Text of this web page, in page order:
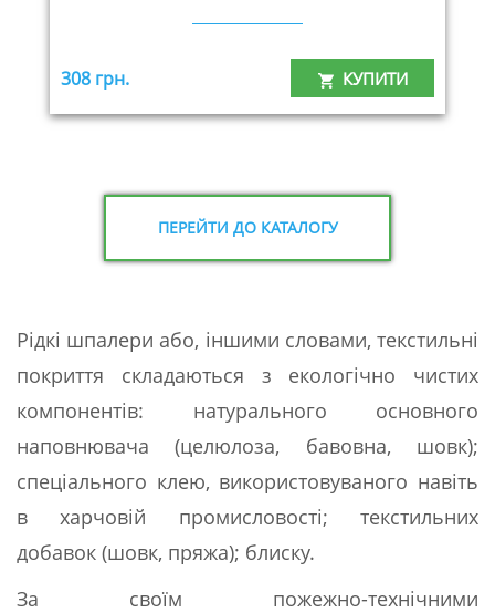
308 грн. КУПИТИ
ПЕРЕЙТИ ДО КАТАЛОГУ
Рідкі шпалери або, іншими словами, текстильні
покриття складаються з екологічно чистих
компонентів: натурального основного
наповнювача (целюлоза, бавовна, шовк);
спеціального клею, використовуваного навіть
в харчовій промисловості; текстильних
добавок (шовк, пряжа); блиску.
За своїм пожежно-технічними